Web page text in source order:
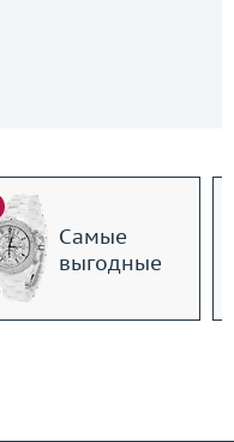
Самые
выгодные